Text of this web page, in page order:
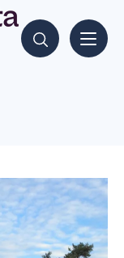
Hae sisältöjä